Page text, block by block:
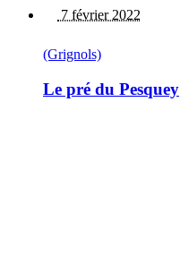
7 février 2022
(Grignols)
Le pré du Pesquey